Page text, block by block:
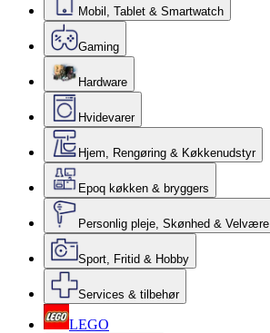
Mobil, Tablet & Smartwatch
Gaming
Hardware
Hvidevarer
Hjem, Rengøring & Køkkenudstyr
Epoq køkken & bryggers
Personlig pleje, Skønhed & Velvære
Sport, Fritid & Hobby
Services & tilbehør
LEGO